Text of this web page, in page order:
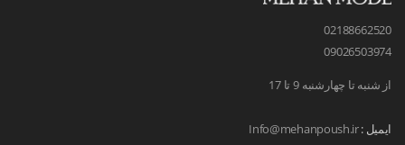
02188662520
09026503974
از شنبه تا چهارشنبه 9 تا 17
ایمیل :Info@mehanpoush.ir